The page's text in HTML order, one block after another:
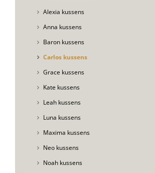
Alexia kussens
Anna kussens
Baron kussens
Carlos kussens
Grace kussens
Kate kussens
Leah kussens
Luna kussens
Maxima kussens
Neo kussens
Noah kussens